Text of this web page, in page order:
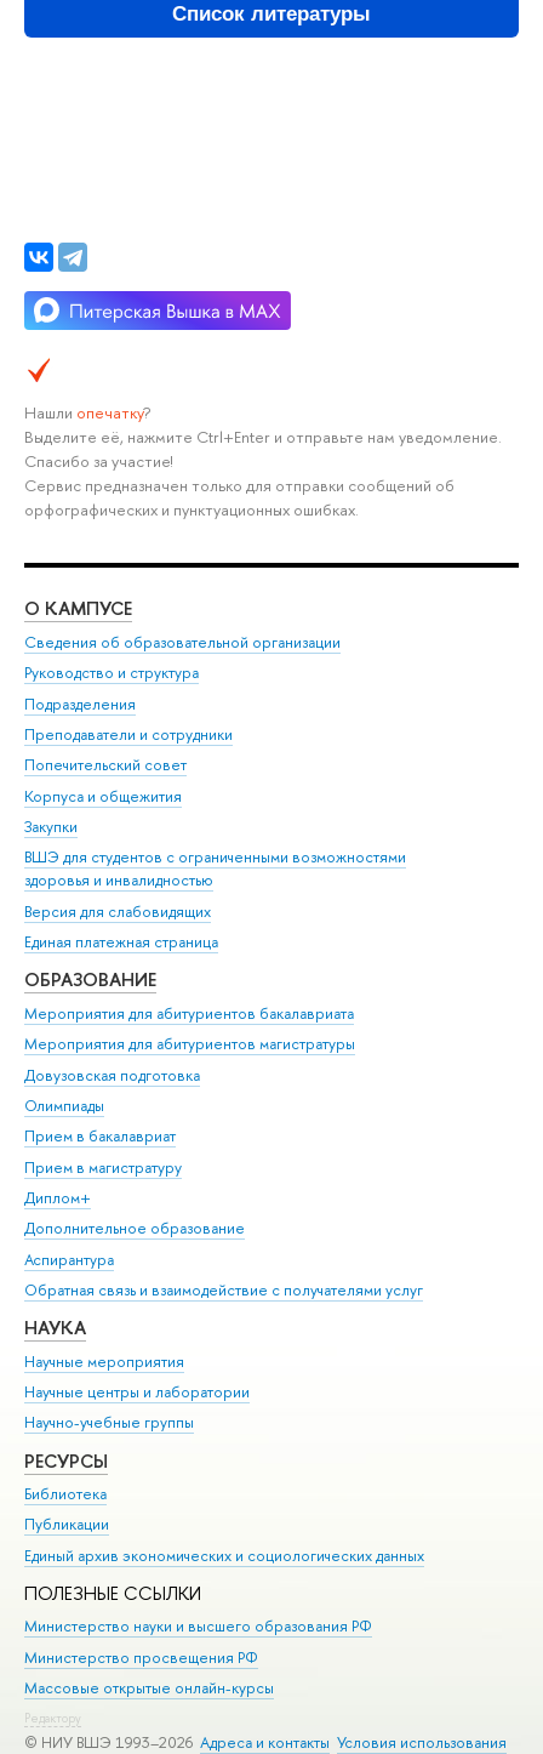
Список литературы
Нашли опечатку?
Выделите её, нажмите Ctrl+Enter и отправьте нам уведомление.
Спасибо за участие!
Сервис предназначен только для отправки сообщений об
орфографических и пунктуационных ошибках.
О КАМПУСЕ
Сведения об образовательной организации
Руководство и структура
Подразделения
Преподаватели и сотрудники
Попечительский совет
Корпуса и общежития
Закупки
ВШЭ для студентов с ограниченными возможностями
здоровья и инвалидностью
Версия для слабовидящих
Единая платежная страница
ОБРАЗОВАНИЕ
Мероприятия для абитуриентов бакалавриата
Мероприятия для абитуриентов магистратуры
Довузовская подготовка
Олимпиады
Прием в бакалавриат
Прием в магистратуру
Диплом+
Дополнительное образование
Аспирантура
Обратная связь и взаимодействие с получателями услуг
НАУКА
Научные мероприятия
Научные центры и лаборатории
Научно-учебные группы
РЕСУРСЫ
Библиотека
Публикации
Единый архив экономических и социологических данных
ПОЛЕЗНЫЕ ССЫЛКИ
Министерство науки и высшего образования РФ
Министерство просвещения РФ
Массовые открытые онлайн-курсы
Редактору
© НИУ ВШЭ 1993–2026 Адреса и контакты Условия использования